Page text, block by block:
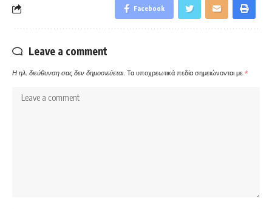
Facebook
Leave a comment
Η ηλ. διεύθυνση σας δεν δημοσιεύεται. Τα υποχρεωτικά πεδία σημειώνονται με *